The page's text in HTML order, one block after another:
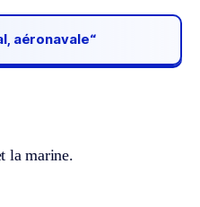
aéronavale“
la marine.